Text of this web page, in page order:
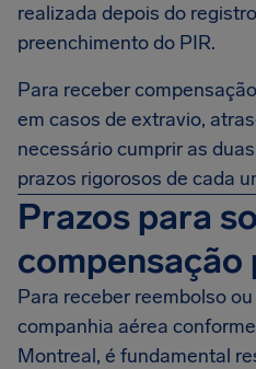
realizada depois do
preenchimento do PIR.
Para receber
em casos de extravio,
necessário cumprir as
prazos rigorosos de cada
Prazos para
compensação
Para receber reembolso
companhia aérea
Montreal, é fundamental